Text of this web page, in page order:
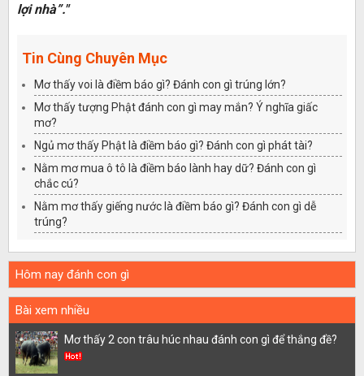
lợi nhà”."
Tin Cùng Chuyên Mục
Mơ thấy voi là điềm báo gì? Đánh con gì trúng lớn?
Mơ thấy tượng Phật đánh con gì may mắn? Ý nghĩa giấc
mơ?
Ngủ mơ thấy Phật là điềm báo gì? Đánh con gì phát tài?
Nằm mơ mua ô tô là điềm báo lành hay dữ? Đánh con gì
chắc cú?
Nằm mơ thấy giếng nước là điềm báo gì? Đánh con gì dễ
trúng?
Hôm nay đánh con gì
Bài xem nhiều
Mơ thấy 2 con trâu húc nhau đánh con gì để thắng đề?